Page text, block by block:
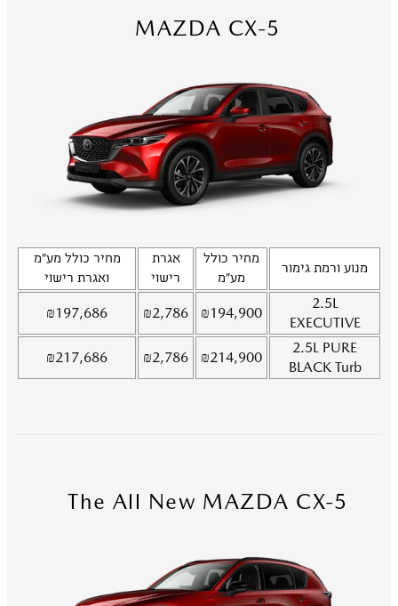
MAZDA CX-5
מנוע ורמת גימור
מחיר כולל
מע"מ
אגרת
רישוי
מחיר כולל מע"מ
ואגרת רישוי
2.5L
EXECUTIVE
₪194,900
₪2,786
₪197,686
2.5L PURE
BLACK Turb
₪214,900
₪2,786
₪ 217,686
The All New MAZDA CX-5